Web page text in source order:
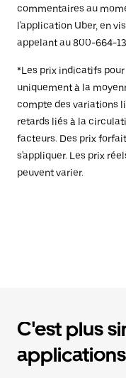
commentaires au
l'application Uber, en
appelant au 800-664-
*Les prix indicatifs
uniquement à la
compte des variations
retards liés à la
facteurs. Des prix
s'appliquer. Les prix
peuvent varier.
C'est plus
applications